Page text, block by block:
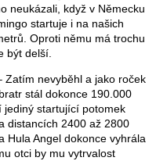
neukázali, když v Německu
startuje i na našich
Oproti němu má trochu
být delší.
Zatím nevyběhl a jako roček
stál dokonce 190.000
jediný startující potomek
distancích 2400 až 2800
Hula Angel dokonce vyhrála
otci by mu vytrvalost